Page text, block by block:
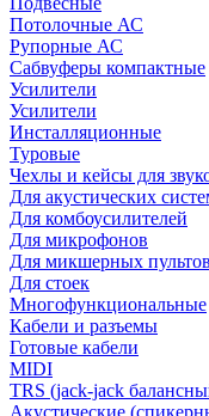
Потолочные АС
Рупорные АС
Сабвуферы компактные
Усилители
Усилители
Инсталляционные
Туровые
Чехлы и кейсы для
Для акустических
Для комбоусилителей
Для микрофонов
Для микшерных пультов
Для стоек
Многофункциональные
Кабели и разъемы
Готовые кабели
MIDI
TRS (jack-jack
Акустические